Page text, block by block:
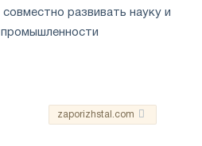
развивать науку и
zaporizhstal.com